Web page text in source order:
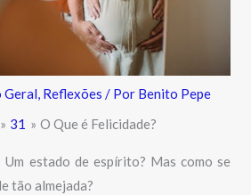
Geral, Reflexões / Por Benito Pepe
31 O Que é Felicidade?
estado de espírito? Mas como se
tão almejada?